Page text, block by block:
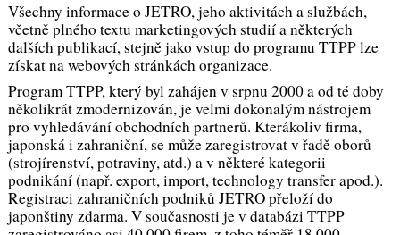
Všechny informace o JETRO, jeho aktivitách a službách,
včetně plného textu marketingových studií a některých
dalších publikací, stejně jako vstup do programu TTPP lze
získat na webových stránkách organizace.
Program TTPP, který byl zahájen v srpnu 2000 a od té doby
několikrát zmodernizován, je velmi dokonalým nástrojem
pro vyhledávání obchodních partnerů. Kterákoliv firma,
japonská i zahraniční, se může zaregistrovat v řadě oborů
(strojírenství, potraviny, atd.) a v některé kategorii
podnikání (např. export, import, technology transfer apod.).
Registraci zahraničních podniků JETRO přeloží do
japonštiny zdarma. V současnosti je v databázi TTPP